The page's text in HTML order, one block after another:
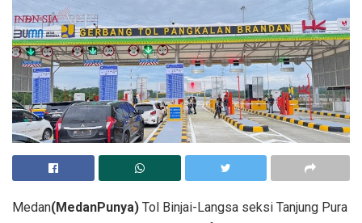
Medan(MedanPunya) Tol Binjai-Langsa seksi Tanjung Pura